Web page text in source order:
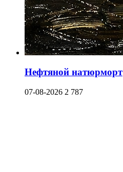
Нефтяной натюрморт
07-08-2026 2 787